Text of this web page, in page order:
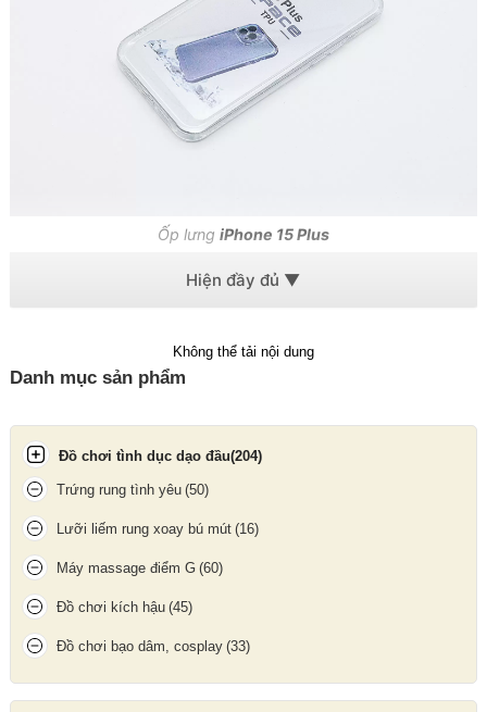
Ốp lưng iPhone 15 Plus
🛡️ Chất liệu & bảo vệ
Viền bo mềm, giúpgiảm sốc khi rơi rớt
Update gần nhất lúc 11:01:30 16/06/2026
Không thể tải nội dung
Danh mục sản phẩm
Đồ chơi tình dục dạo đầu(204)
Trứng rung tình yêu (50)
Lưỡi liếm rung xoay bú mút (16)
Máy massage điểm G (60)
Đồ chơi kích hậu (45)
Đồ chơi bạo dâm, cosplay (33)